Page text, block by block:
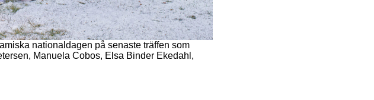
nationaldagen på senaste träffen som
Manuela Cobos, Elsa Binder Ekedahl,